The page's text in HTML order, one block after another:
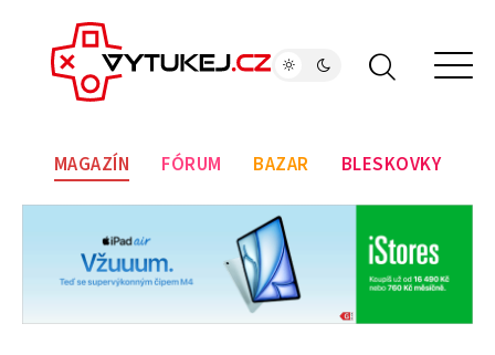
MAGAZÍN FÓRUM BAZAR BLESKOVKY